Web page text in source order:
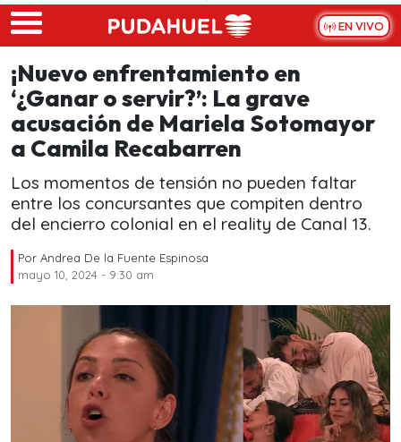
Skip to main content
EN VIVO
¡Nuevo enfrentamiento en
‘¿Ganar o servir?’: La grave
acusación de Mariela Sotomayor
a Camila Recabarren
Los momentos de tensión no pueden faltar
entre los concursantes que compiten dentro
del encierro colonial en el reality de Canal 13.
Por Andrea De la Fuente Espinosa
mayo 10, 2024 - 9:30 am